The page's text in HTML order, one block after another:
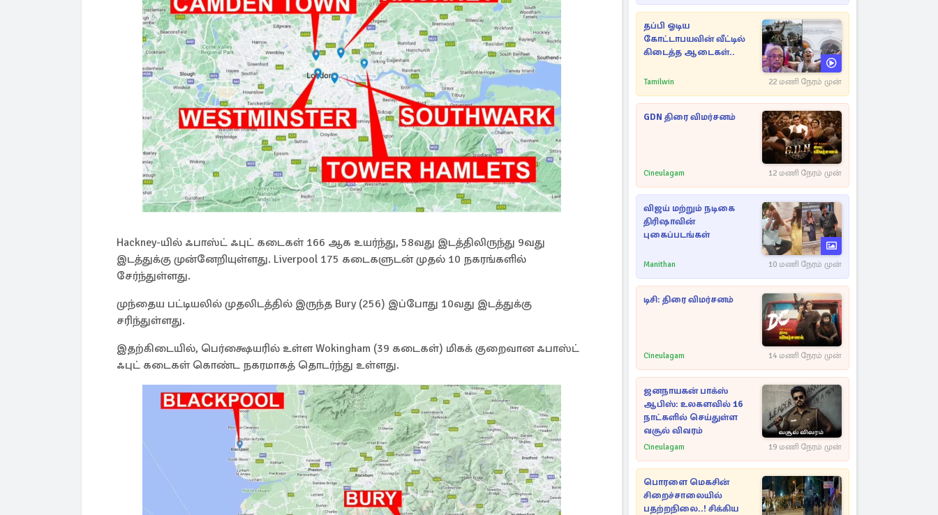
Hackney-யில் ஃபாஸ்ட் ஃபுட் கடைகள் 166 ஆக உயர்ந்து, 58வது இடத்திலிருந்து 9வது
இடத்துக்கு முன்னேறியுள்ளது. Liverpool 175 கடைகளுடன் முதல் 10 நகரங்களில்
சேர்ந்துள்ளது.
முந்தைய பட்டியலில் முதலிடத்தில் இருந்த Bury (256) இப்போது 10வது இடத்துக்கு
சரிந்துள்ளது.
இதற்கிடையில், பெர்க்ஷையரில் உள்ள Wokingham (39 கடைகள்) மிகக் குறைவான ஃபாஸ்ட்
ஃபுட் கடைகள் கொண்ட நகரமாகத் தொடர்ந்து உள்ளது.
தப்பி ஓடிய
கோட்டாபயவின் வீட்டில்
கிடைத்த ஆடைகள்..
Tamilwin 22 மணி நேரம் முன்
GDN திரை விமர்சனம்
Cineulagam 12 மணி நேரம் முன்
விஜய் மற்றும் நடிகை
திரிஷாவின்
புகைப்படங்கள்
Manithan 10 மணி நேரம் முன்
டிசி: திரை விமர்சனம்
Cineulagam 14 மணி நேரம் முன்
ஜனநாயகன் பாக்ஸ்
ஆபிஸ்: உலகளவில் 16
நாட்களில் செய்துள்ள
வசூல் விவரம்
Cineulagam 19 மணி நேரம் முன்
பொரளை மெகசின்
சிறைச்சாலையில்
பதற்றநிலை..! சிக்கிய